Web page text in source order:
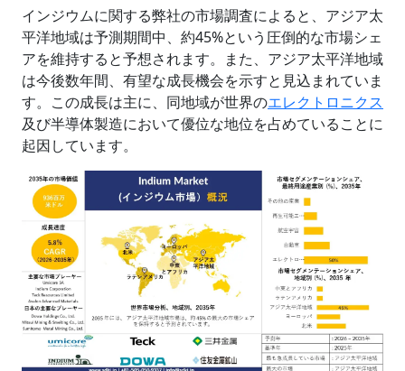
インジウムに関する弊社の市場調査によると、アジア太
平洋地域は予測期間中、約45%という圧倒的な市場シェ
アを維持すると予想されます。また、アジア太平洋地域
は今後数年間、有望な成長機会を示すと見込まれていま
す。この成長は主に、同地域が世界のエレクトロニクス
及び半導体製造において優位な地位を占めていることに
起因しています。